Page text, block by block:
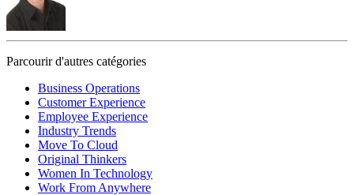
Parcourir d'autres catégories
Business Operations
Customer Experience
Employee Experience
Industry Trends
Move To Cloud
Original Thinkers
Women In Technology
Work From Anywhere